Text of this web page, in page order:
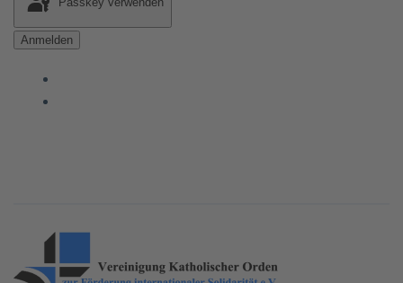
Anmelden